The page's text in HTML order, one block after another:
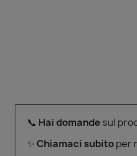
📞 Hai domandesul
✨Chiamaci subitoper